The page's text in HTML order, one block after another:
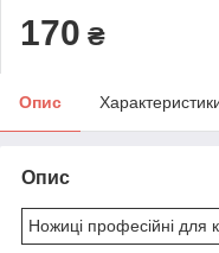
170 ₴
Опис
Опис
Ножиці професійні для